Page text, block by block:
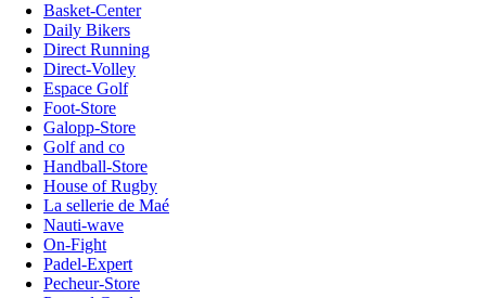
Basket-Center
Daily Bikers
Direct Running
Direct-Volley
Espace Golf
Foot-Store
Galopp-Store
Golf and co
Handball-Store
House of Rugby
La sellerie de Maé
Nauti-wave
On-Fight
Padel-Expert
Pecheur-Store